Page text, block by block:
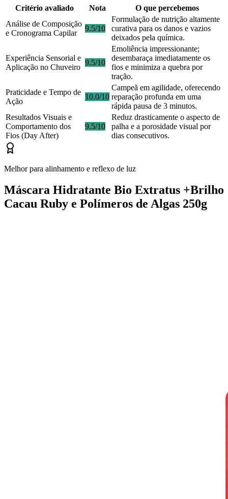
Critério avaliado Nota
O que percebemos
Análise de Composição
e Cronograma Capilar
9.5/10
Formulação de nutrição altamente
curativa para os danos e vazios
deixados pela química.
Experiência Sensorial e
Aplicação no Chuveiro
9.5/10
Emoliência impressionante;
desembaraça imediatamente os
fios e minimiza a quebra por
tração.
Praticidade e Tempo de
Ação
10.0/10
Campeã em agilidade, oferecendo
reparação profunda em uma
rápida pausa de 3 minutos.
Resultados Visuais e
Comportamento dos
Fios (Day After)
9.5/10
Reduz drasticamente o aspecto de
palha e a porosidade visual por
dias consecutivos.
Melhor para alinhamento e reflexo de luz
Máscara Hidratante Bio Extratus +Brilho
Cacau Ruby e Polímeros de Algas 250g